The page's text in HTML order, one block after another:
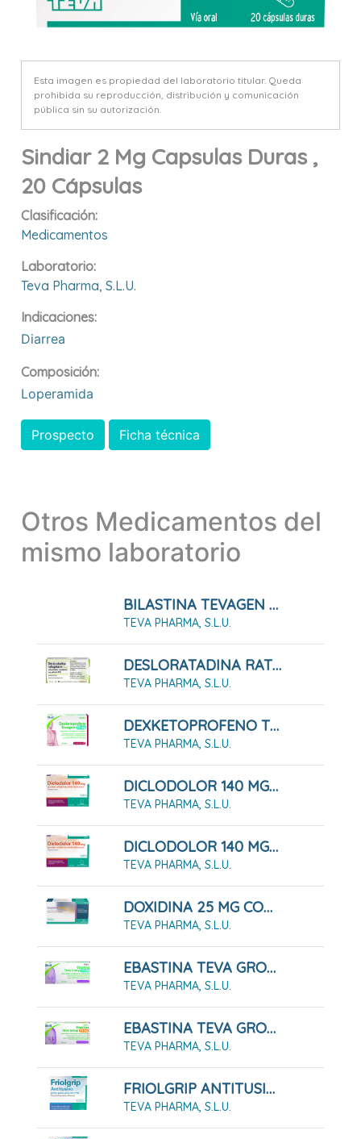
Esta imagen es propiedad del laboratorio titular. Queda
prohibida su reproducción, distribución y comunicación
pública sin su autorización.
Sindiar 2 Mg Capsulas Duras ,
20 Cápsulas
Clasificación:
Medicamentos
Laboratorio:
Teva Pharma, S.l.u.
Indicaciones:
Diarrea
Composición:
Loperamida
Prospecto Ficha técnica
Otros Medicamentos del
mismo laboratorio
BILASTINA TEVAGEN 20 MG COMPRIMIDOS EFG
TEVA PHARMA, S.L.U.
DESLORATADINA RATIOPHARM 5 MG COMPRIMIDOS RECUBIERTOS CON PELICULA EFG
TEVA PHARMA, S.L.U.
DEXKETOPROFENO TEVAGEN 25 MG COMPRIMIDOS RECUBIERTOS CON PELÍCULA EFG 10 COMPRIMIDOS
TEVA PHARMA, S.L.U.
DICLODOLOR 140 MG APOSITOS ADHESIVOS MEDICAMENTOSOS 10 Apósitos
TEVA PHARMA, S.L.U.
DICLODOLOR 140 MG APOSITOS ADHESIVOS MEDICAMENTOSOS 5 Apósitos
TEVA PHARMA, S.L.U.
DOXIDINA 25 MG COMPRIMIDOS RECUBIERTOS CON PELICULA, 14 COMPRIMIDOS
TEVA PHARMA, S.L.U.
EBASTINA TEVA GROUP 10 MG COMPRIMIDOS RECUBIERTOS CON PELÍCULA EFG 20 COMPRIMIDOS
TEVA PHARMA, S.L.U.
EBASTINA TEVA GROUP 20 MG COMPRIMIDOS RECUBIERTOS CON PELÍCULA EFG 20 COMPRIMIDOS
TEVA PHARMA, S.L.U.
FRIOLGRIP ANTITUSIVO POLVO PARA SOLUCION ORAL , 10 Sobres
TEVA PHARMA, S.L.U.